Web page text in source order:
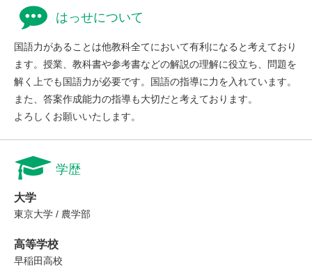
はっせについて
国語力があることは他教科全てにおいて有利になると考えており
ます。授業、教科書や参考書などの解説の理解に役立ち、問題を
解く上でも国語力が必要です。国語の指導に力を入れています。
また、答案作成能力の指導も大切だと考えております。
よろしくお願いいたします。
学歴
大学
東京大学 / 農学部
高等学校
早稲田高校